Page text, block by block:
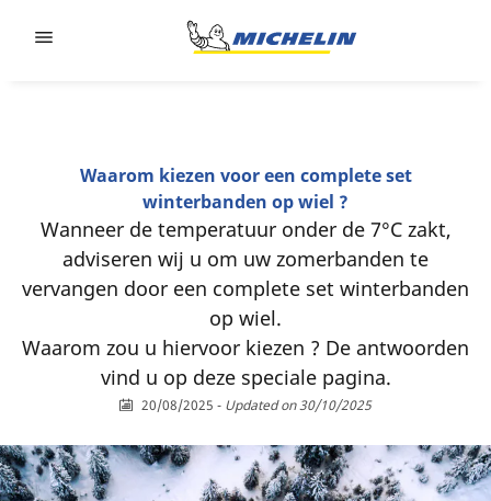
Waarom kiezen voor een complete set
winterbanden op wiel ?
Wanneer de temperatuur onder de 7°C zakt,
adviseren wij u om uw zomerbanden te
vervangen door een complete set winterbanden
op wiel.
Waarom zou u hiervoor kiezen ? De antwoorden
vind u op deze speciale pagina.
20/08/2025 - Updated on 30/10/2025